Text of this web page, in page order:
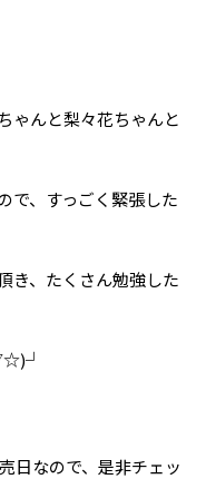
ゃんと梨々花ちゃんと
で、すっごく緊張した
き、たくさん勉強した
日なので、是非チェッ